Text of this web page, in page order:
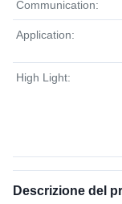
Communication:
Application:
High Light:
Descrizione del